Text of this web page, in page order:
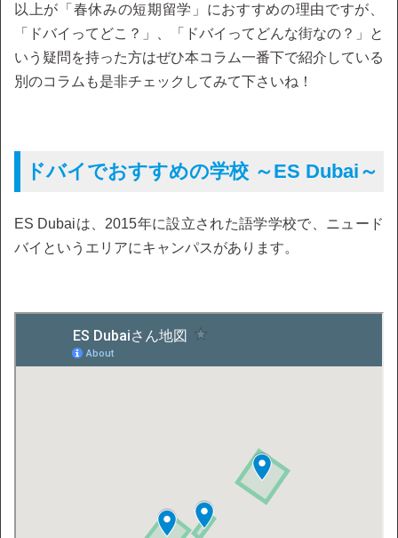
以上が「春休みの短期留学」におすすめの理由ですが、
「ドバイってどこ？」、「ドバイってどんな街なの？」と
いう疑問を持った方はぜひ本コラム一番下で紹介している
別のコラムも是非チェックしてみて下さいね！
ドバイでおすすめの学校 ～ES Dubai～
ES Dubaiは、2015年に設立された語学学校で、ニュード
バイというエリアにキャンパスがあります。